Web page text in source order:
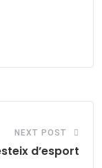
NEXT POST
d’esport